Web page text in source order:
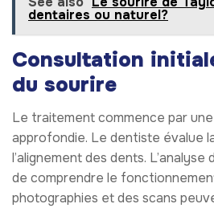
dentaires ou naturel?
Consultation
du sourire
Le traitement commence par
approfondie. Le dentiste évalue
l’alignement des dents. L’analyse
de comprendre le
photographies et des scans